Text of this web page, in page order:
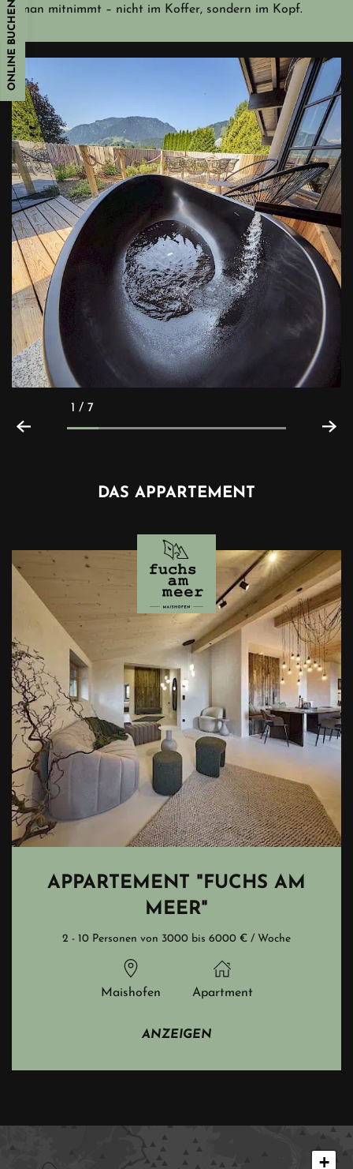
man mitnimmt – nicht im Koffer, sondern im Kopf.
1 / 7
DAS APPARTEMENT
APPARTEMENT "FUCHS AM
MEER"
2 - 10 Personen von 3000 bis 6000 € / Woche
Maishofen Apartment
ANZEIGEN
+
ONLINE BUCHEN